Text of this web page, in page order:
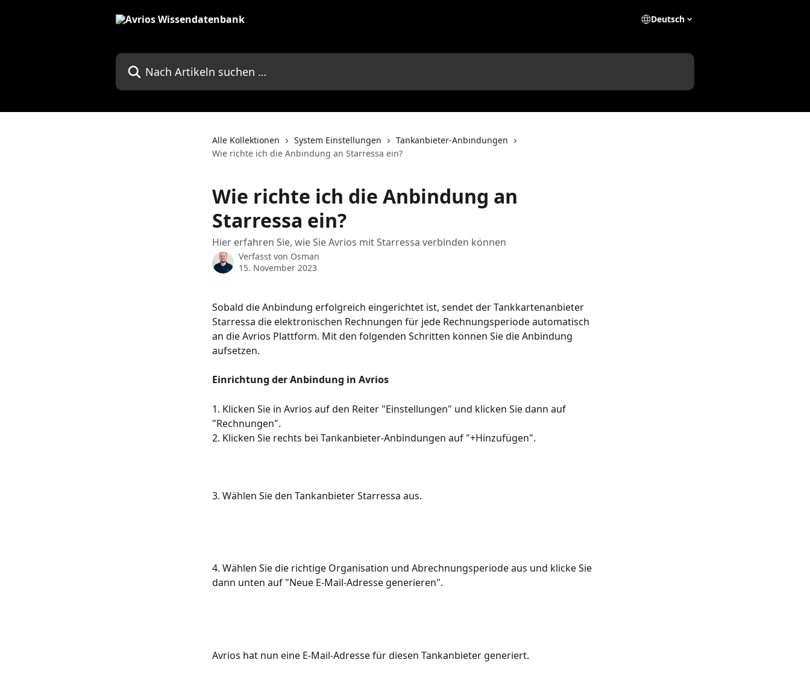
Deutsch
Nach Artikeln suchen …
Alle Kollektionen System Einstellungen
Tankanbieter-Anbindungen
Wie richte ich die Anbindung an Starressa ein?
Wie richte ich die Anbindung an
Starressa ein?
Hier erfahren Sie, wie Sie Avrios mit Starressa verbinden können
Verfasst von Osman
15. November 2023
Sobald die Anbindung erfolgreich eingerichtet ist, sendet der Tankkartenanbieter
Starressa die elektronischen Rechnungen für jede Rechnungsperiode automatisch
an die Avrios Plattform. Mit den folgenden Schritten können Sie die Anbindung
aufsetzen.
Einrichtung der Anbindung in Avrios
1. Klicken Sie in Avrios auf den Reiter "Einstellungen" und klicken Sie dann auf
"Rechnungen".
2. Klicken Sie rechts bei Tankanbieter-Anbindungen auf "+Hinzufügen".
3. Wählen Sie den Tankanbieter Starressa aus.
4. Wählen Sie die richtige Organisation und Abrechnungsperiode aus und klicke Sie
dann unten auf "Neue E-Mail-Adresse generieren".
Avrios hat nun eine E-Mail-Adresse für diesen Tankanbieter generiert.